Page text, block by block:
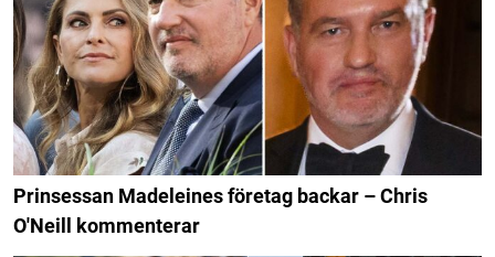
Prinsessan Madeleines företag backar – Chris
O'Neill kommenterar